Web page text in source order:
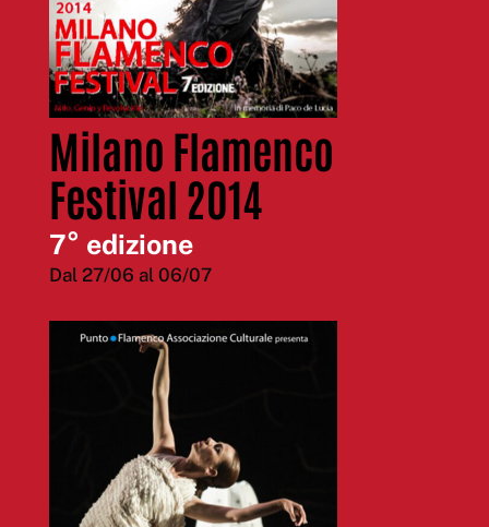
Milano Flamenco
Festival 2014
7° edizione
Dal 27/06 al 06/07